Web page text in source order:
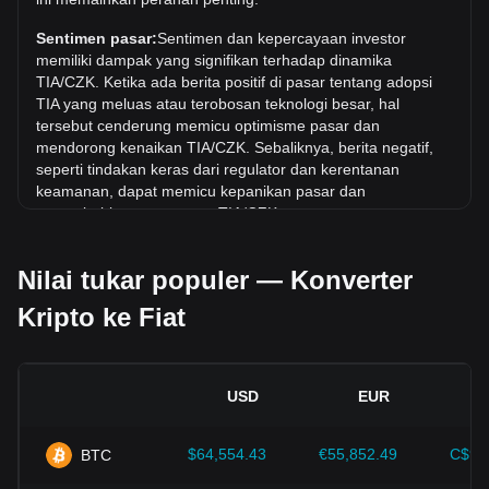
Selama 7 hari terakhir, nilai tukar Celestia (TIA) telah naik
sebesar 3.42%. Selama bulan terakhir, nilai tukar Celestia
(TIA) telah turun sebesar 12.65% terhadap Koruna Ceko
(CZK).
Sentimen pasar:Sentimen dan kepercayaan investor
memiliki dampak yang signifikan terhadap dinamika
TIA/CZK. Ketika ada berita positif di pasar tentang adopsi
TIA yang meluas atau terobosan teknologi besar, hal
tersebut cenderung memicu optimisme pasar dan
mendorong kenaikan TIA/CZK. Sebaliknya, berita negatif,
seperti tindakan keras dari regulator dan kerentanan
keamanan, dapat memicu kepanikan pasar dan
menyebabkan penurunan TIA/CZK.
seputar mata uang kripto memiliki dampak langsung pada
penerimaannya, yang pada gilirannya menentukan nilainya
relatif terhadap mata uang tradisional seperti dolar AS.
tidak jelas atau terlalu ketat dapat menghambat
jatuh.
Nilai tukar populer — Konverter
Kripto ke Fiat
USD EUR
BTC $64,554.43 €55,852.49